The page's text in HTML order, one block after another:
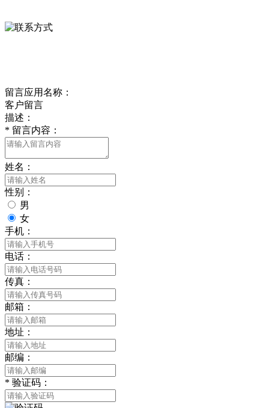
留言应用名称：
客户留言
描述：
* 留言内容：
姓名：
性别：
男
女
手机：
电话：
传真：
邮箱：
地址：
邮编：
* 验证码：